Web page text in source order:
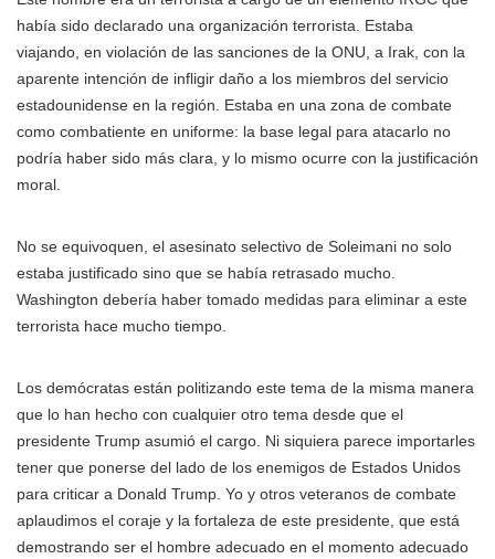
había sido declarado una organización terrorista. Estaba
viajando, en violación de las sanciones de la ONU, a Irak, con la
aparente intención de infligir daño a los miembros del servicio
estadounidense en la región. Estaba en una zona de combate
como combatiente en uniforme: la base legal para atacarlo no
podría haber sido más clara, y lo mismo ocurre con la justificación
moral.
No se equivoquen, el asesinato selectivo de Soleimani no solo
estaba justificado sino que se había retrasado mucho.
Washington debería haber tomado medidas para eliminar a este
terrorista hace mucho tiempo.
Los demócratas están politizando este tema de la misma manera
que lo han hecho con cualquier otro tema desde que el
presidente Trump asumió el cargo. Ni siquiera parece importarles
tener que ponerse del lado de los enemigos de Estados Unidos
para criticar a Donald Trump. Yo y otros veteranos de combate
aplaudimos el coraje y la fortaleza de este presidente, que está
demostrando ser el hombre adecuado en el momento adecuado